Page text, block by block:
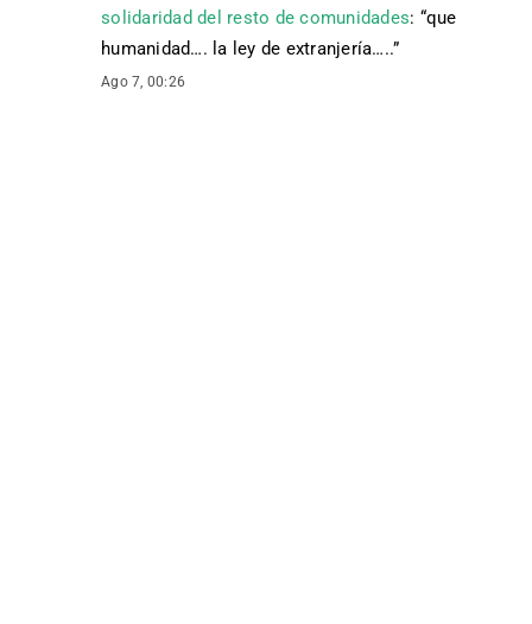
solidaridad del resto de comunidades: “que
humanidad…. la ley de extranjería…..”
Ago 7, 00:26